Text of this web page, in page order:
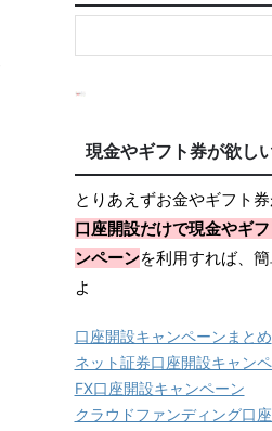
現金やギフト券が欲し
とりあえずお金やギフト
口座開設だけで現金やギ
ンペーンを利用すれば、
よ
口座開設キャンペーンまとめ
ネット証券口座開設キャン
FX口座開設キャンペーン
クラウドファンディング口